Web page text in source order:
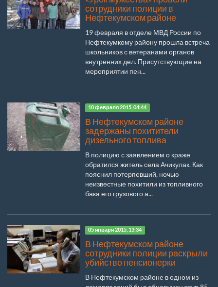
сотрудники полиции в
Нефтекумском районе
19 февраля в отделе МВД России по
Нефтекумкому району прошла встреча
школьников с ветеранами органов
внутренних дел. Присутствующие на
мероприятии пен...
10 февраля 2015, 04:44
В Нефтекумском районе
задержаны похитители
дизельного топлива
В полицию с заявлением о краже
обратился житель села Ачикулак. Как
пояснил потерпевший, ночью
неизвестные похитили из топливного
бака его грузового а...
05 января 2015, 13:34
В Нефтекумском районе
сотрудники полиции раскрыли
убийство пенсионерки
В Нефтекумском районе в одном из